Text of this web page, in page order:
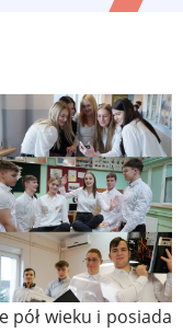
pół wieku i posiada